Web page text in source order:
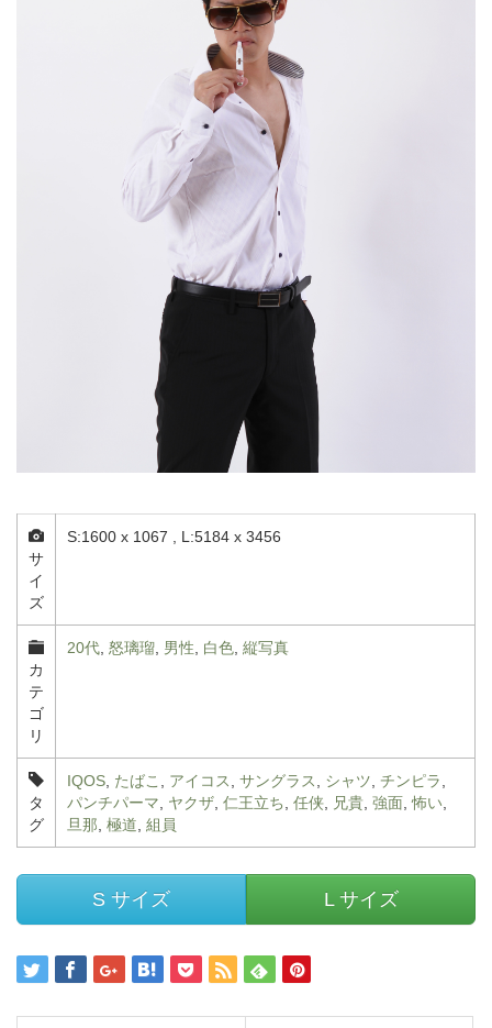
サ
イ
ズ
S:1600 x 1067 , L:5184 x 3456
カ
テ
ゴ
リ
20代 怒璃瑠 男性 白色 縦写真
タ
グ
IQOS たばこ アイコス サングラス シャツ チンピラ
パンチパーマ
ヤクザ 仁王立ち 任侠 兄貴 強面 ,怖い
旦那 極道 組員
S サイズ L サイズ